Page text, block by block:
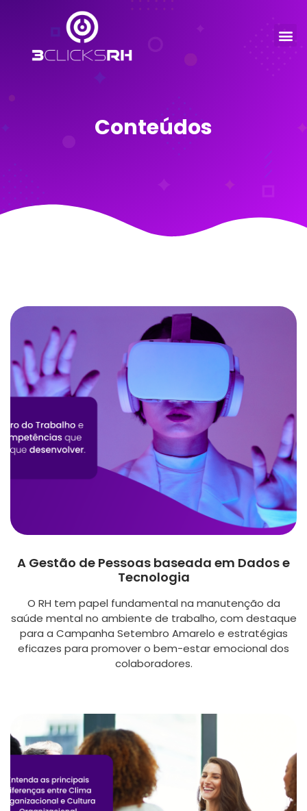
Conteúdos
A Gestão de Pessoas baseada em Dados e
Tecnologia
O RH tem papel fundamental na manutenção da
saúde mental no ambiente de trabalho, com destaque
para a Campanha Setembro Amarelo e estratégias
eficazes para promover o bem-estar emocional dos
colaboradores.